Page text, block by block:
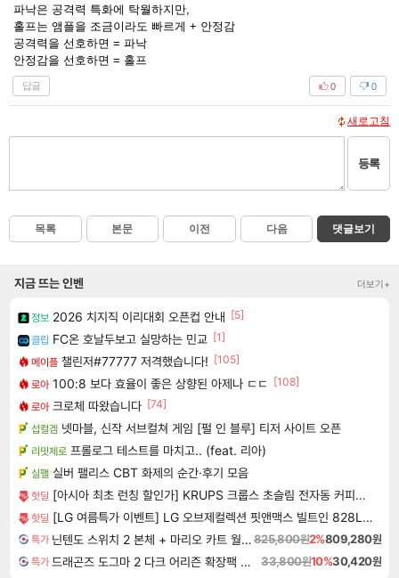
파낙은 공격력 특화에 탁월하지만,
홀프는 앰플을 조금이라도 빠르게 + 안정감
공격력을 선호하면 = 파낙
안정감을 선호하면 = 홀프
답글 0
0
새로고침
등록
목록 본문 이전 다음 댓글보기
지금 뜨는 인벤 더보기+
정보 2026 치지직 이리대회 오픈컵 안내 [5]
클립 FC온 호날두보고 실망하는 민교 [1]
메이플 챌린저#77777 저격했습니다! [105]
로아 100:8 보다 효율이 좋은 상향된 아제나 ㄷㄷ
[108]
로아 크로체 따왔습니다 [74]
섭컬겜 넷마블, 신작 서브컬쳐 게임 [펄 인 블루] 티저 사이트 오픈
리밋제로 프롤로그 테스트를 마치고.. (feat. 리아)
실팰 실버 팰리스 CBT 화제의 순간·후기 모음
핫딜 [아시아 최초 런칭 할인가] KRUPS 크룹스 초슬림 전자동 커피머신 SA4001K0
핫딜 [LG 여름특가 이벤트] LG 오브제컬렉션 핏앤맥스 빌트인 828L 에센셜 화이트
특가 닌텐도 스위치 2 본체 + 마리오 카트 월드 + 포켓몬스터 레전드 ZA 닌텐도 스위치 2 에디션 번들825,800원2%809,280원
특가 드래곤즈 도그마 2 다크 어리즌 확장팩 예약구매 Dragon's Dogma 2 Dark Arisen Expansion DLC 33,800원10%30,420원